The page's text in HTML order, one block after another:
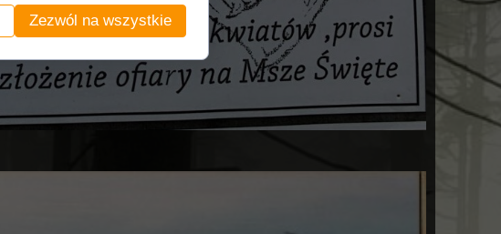
Zezwól na wszystkie